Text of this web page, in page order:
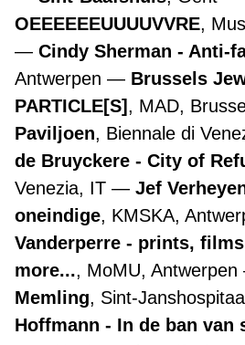
OEEEEEEUUUUVVRE,
Cindy Sherman - Anti-
Antwerpen
Brussels
PARTICLE[S] , MAD,
Paviljoen, Biennale di
de Bruyckere - City of
Venezia, IT
Jef
oneindige, KMSKA,
Vanderperre - prints,
more..., MoMU, Antwerpen
Memling, Sint-
Hoffmann - In de ban van